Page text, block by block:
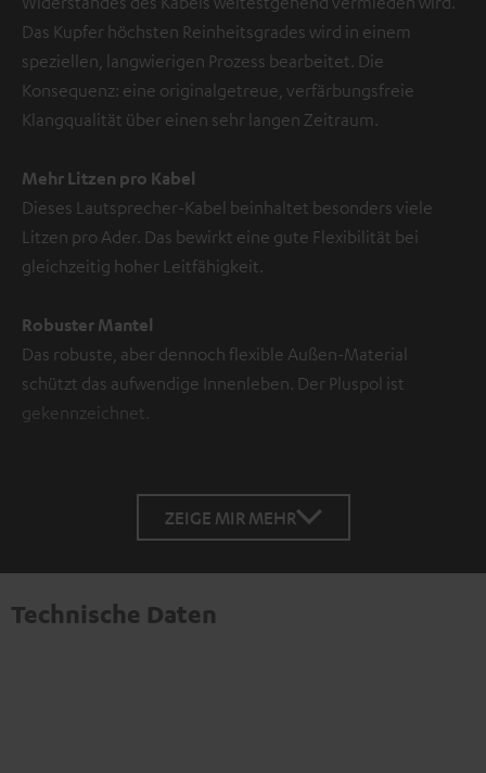
Das Kupfer höchsten Reinheitsgrades wird in einem
speziellen, langwierigen Prozess bearbeitet. Die
Konsequenz: eine originalgetreue, verfärbungsfreie
Klangqualität über einen sehr langen Zeitraum.
Mehr Litzen pro Kabel
Dieses Lautsprecher-Kabel beinhaltet besonders viele
Litzen pro Ader. Das bewirkt eine gute Flexibilität bei
gleichzeitig hoher Leitfähigkeit.
Robuster Mantel
Das robuste, aber dennoch flexible Außen-Material
schützt das aufwendige Innenleben. Der Pluspol ist
gekennzeichnet.
ZEIGE MIR MEHR
Technische Daten